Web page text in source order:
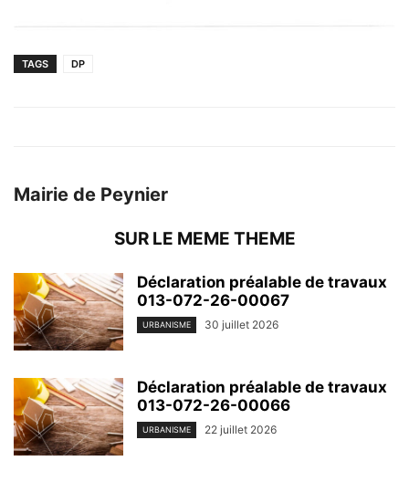
TAGS DP
Mairie de Peynier
SUR LE MEME THEME
Déclaration préalable de travaux
013-072-26-00067
URBANISME 30 juillet 2026
Déclaration préalable de travaux
013-072-26-00066
URBANISME 22 juillet 2026